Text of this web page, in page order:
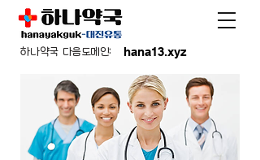
hana13.xyz
하나약국 다음도메인: